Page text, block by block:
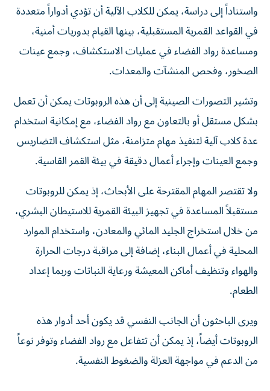
واستناداً إلى دراسة، يمكن للكلاب الآلية أن تؤدي أدواراً متعددة
في القواعد القمرية المستقبلية، بينها القيام بدوريات أمنية،
ومساعدة رواد الفضاء في عمليات الاستكشاف، وجمع عينات
الصخور، وفحص المنشآت والمعدات.
وتشير التصورات الصينية إلى أن هذه الروبوتات يمكن أن تعمل
بشكل مستقل أو بالتعاون مع رواد الفضاء، مع إمكانية استخدام
عدة كلاب آلية لتنفيذ مهام متزامنة، مثل استكشاف التضاريس
وجمع العينات وإجراء أعمال دقيقة في بيئة القمر القاسية.
ولا تقتصر المهام المقترحة على الأبحاث، إذ يمكن للروبوتات
مستقبلاً المساعدة في تجهيز البيئة القمرية للاستيطان البشري،
من خلال استخراج الجليد المائي والمعادن، واستخدام الموارد
المحلية في أعمال البناء، إضافة إلى مراقبة درجات الحرارة
والهواء وتنظيف أماكن المعيشة ورعاية النباتات وربما إعداد
الطعام.
ويرى الباحثون أن الجانب النفسي قد يكون أحد أدوار هذه
الروبوتات أيضاً، إذ يمكن أن تتفاعل مع رواد الفضاء وتوفر نوعاً
من الدعم في مواجهة العزلة والضغوط النفسية.